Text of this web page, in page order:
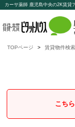
カーサ薬師 鹿児島中央の2K賃貸
TOPページ 賃貸物件検索
こち